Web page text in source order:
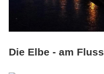
Die Elbe - am Fluss